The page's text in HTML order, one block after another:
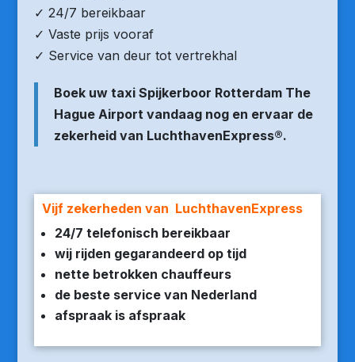
✓ 24/7 bereikbaar
✓ Vaste prijs vooraf
✓ Service van deur tot vertrekhal
Boek uw taxi Spijkerboor Rotterdam The
Hague Airport vandaag nog en ervaar de
zekerheid van LuchthavenExpress®.
Vijf zekerheden van LuchthavenExpress
24/7 telefonisch bereikbaar
wij rijden gegarandeerd op tijd
nette betrokken chauffeurs
de beste service van Nederland
afspraak is afspraak